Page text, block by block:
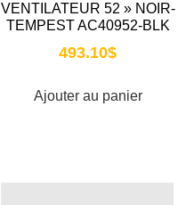
VENTILATEUR 52 » NOIR-
TEMPEST AC40952-BLK
493.10$
Ajouter au panier